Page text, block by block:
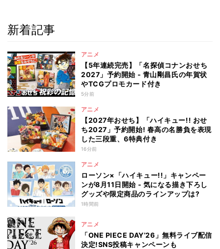
新着記事
アニメ
【5年連続完売】「名探偵コナンおせち
2027」予約開始 - 青山剛昌氏の年賀状
やTCGプロモカード付き
5分前
アニメ
【2027年おせち】「ハイキュー!! おせ
ち2027」予約開始! 春高の名勝負を表現
した三段重、6特典付き
16分前
アニメ
ローソン×「ハイキュー!!」キャンペー
ンが8月11日開始 - 気になる描き下ろし
グッズや限定商品のラインアップは?
1時間前
アニメ
「ONE PIECE DAY’26」無料ライブ配信
決定!SNS投稿キャンペーンも